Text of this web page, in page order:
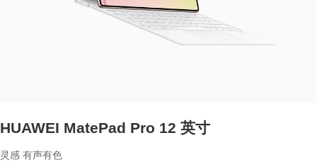
HUAWEI MatePad Pro 12 英寸
灵感 有声有色